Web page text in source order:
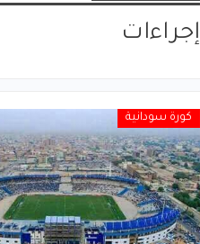
إجراءات
كورة سودانية